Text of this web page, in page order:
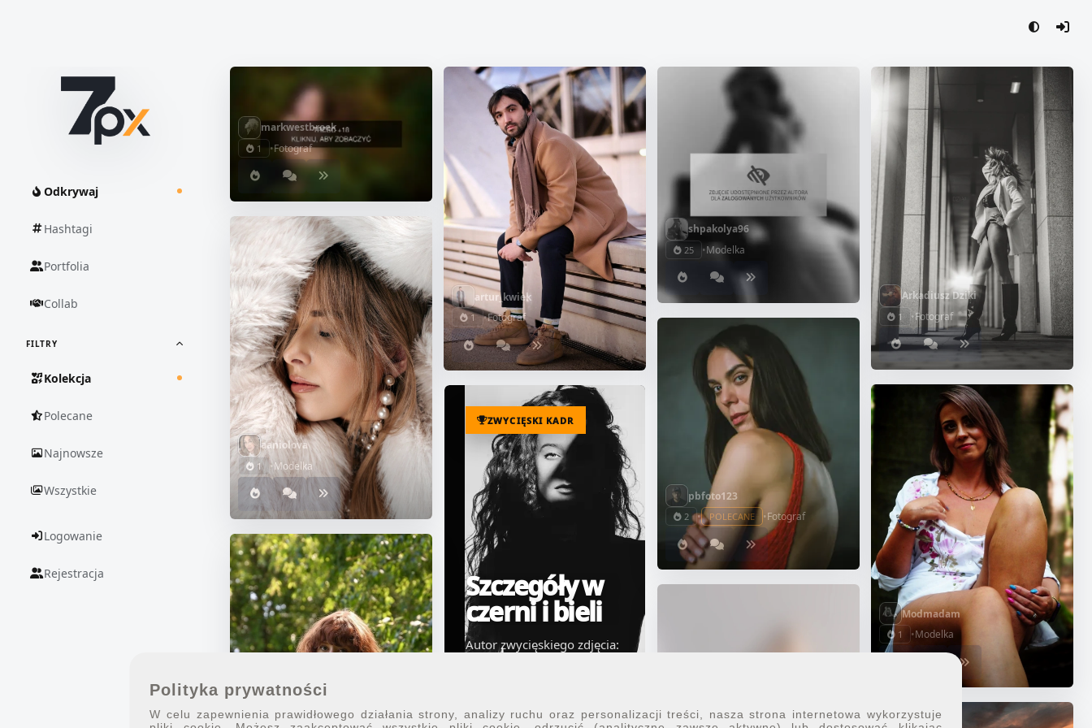
Odkrywaj
Hashtagi
Portfolia
Collab
FILTRY
Kolekcja
Polecane
Najnowsze
Wszystkie
Logowanie
Rejestracja
markwestbroek
1 •Fotograf
artur_kwiek
1 •Fotograf
shpakolya96
25 •Modelka
Arkadiusz Dziki
1 •Fotograf
aaniolova
1 •Modelka
ZWYCIĘSKI KADR
Szczegóły w
czerni i bieli
Autor zwycięskiego zdjęcia:
Zwycięzca wybrany
pbfoto123
2 • POLECANE •Fotograf
Modmadam
1 •Modelka
Polityka prywatności
W celu zapewnienia prawidłowego działania strony, analizy ruchu oraz personalizacji treści, nasza strona internetowa wykorzystuje